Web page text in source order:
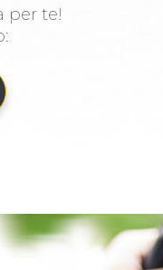
per te!